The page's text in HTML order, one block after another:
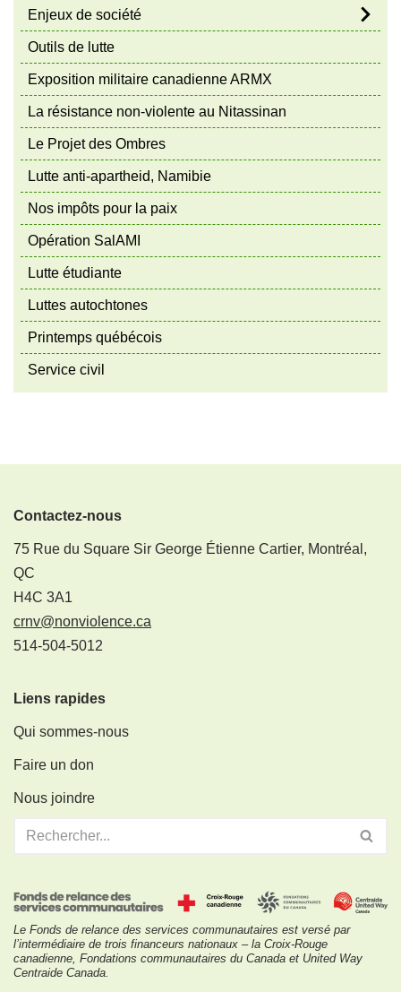
Enjeux de société
Outils de lutte
Exposition militaire canadienne ARMX
La résistance non-violente au Nitassinan
Le Projet des Ombres
Lutte anti-apartheid, Namibie
Nos impôts pour la paix
Opération SalAMI
Lutte étudiante
Luttes autochtones
Printemps québécois
Service civil
Contactez-nous
75 Rue du Square Sir George Étienne Cartier, Montréal,
QC
H4C 3A1
crnv@nonviolence.ca
514-504-5012
Liens rapides
Qui sommes-nous
Faire un don
Nous joindre
Le Fonds de relance des services communautaires est versé par
l’intermédiaire de trois financeurs nationaux – la Croix-Rouge
canadienne, Fondations communautaires du Canada et United Way
Centraide Canada.